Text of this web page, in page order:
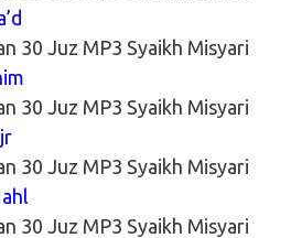
30 Juz MP3 Syaikh Misyari
30 Juz MP3 Syaikh Misyari
30 Juz MP3 Syaikh Misyari
30 Juz MP3 Syaikh Misyari